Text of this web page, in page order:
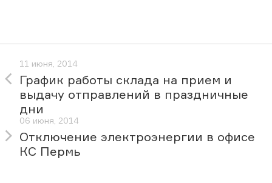
11 июня, 2014
График работы склада на прием и
выдачу отправлений в праздничные
дни
06 июня, 2014
Отключение электроэнергии в офисе
КС Пермь